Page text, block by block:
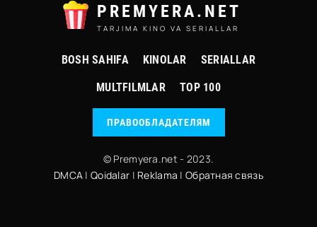
PREMYERA.NET
TARJIMA KINO VA SERIALLAR
BOSH SAHIFA KINOLAR SERIALLAR
MULTFILMLAR TOP 100
ПРАВООБЛАДАТЕЛЯМ
© Premyera.net - 2023.
DMCA |Qoidalar | Reklama | Обратная связь